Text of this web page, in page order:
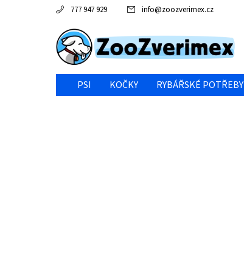
777 947 929 info@zoozverimex.cz
PSI KOČKY RYBÁŘSKÉ POTŘEBY